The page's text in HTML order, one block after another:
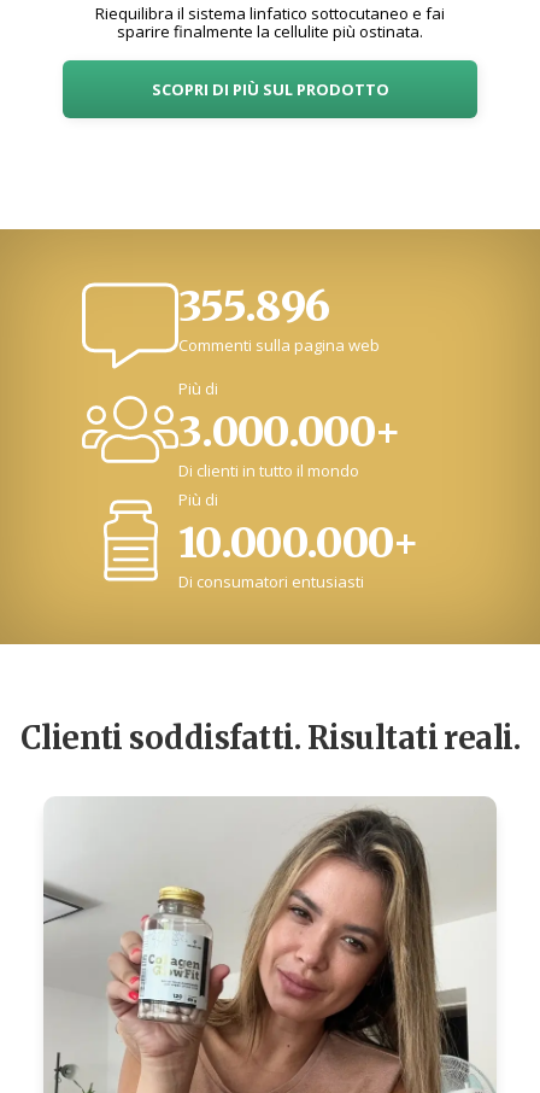
Riequilibra il sistema linfatico sottocutaneo e fai
sparire finalmente la cellulite più ostinata.
SCOPRI DI PIÙ SUL PRODOTTO
355.896
Commenti sulla pagina web
Più di
3.000.000+
Di clienti in tutto il mondo
Più di
10.000.000+
Di consumatori entusiasti
Clienti soddisfatti. Risultati reali.